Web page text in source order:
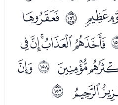
ﲛ ﯺ
ﯾﯿﰀﰁﰂ
ﲝ ﰋ
ﲞ